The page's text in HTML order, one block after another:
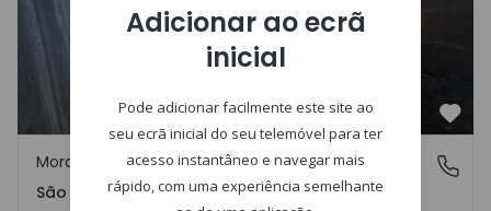
São Tomé do Castelo e Justes, Vila Real
Moradia Rústica
São Tomé do Castelo e Justes, Vila Real
Adicionar ao ecrã
inicial
Pode adicionar facilmente este site ao
seu ecrã inicial do seu telemóvel para ter
acesso instantâneo e navegar mais
rápido, com uma experiência semelhante